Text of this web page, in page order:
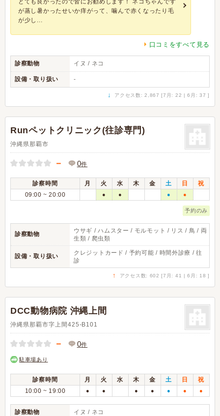
とても良かったので皆にお勧めします！ ネコちゃんです
が蒸し暑かったせいか痒がって、噛んで赤くなったり毛
が少し...
口コミをすべて見る
診察動物 イヌ / ネコ
設備・取り扱い -
↓ アクセス数: 2,867 [7月: 22 | 6月: 37 ]
Runペットクリニック(往診専門)
沖縄県那覇市
－ 0件
診察時間 月 火 水 木 金 土 日
祝
09:00 ~ 20:00
● ● ● ●
予約のみ
診察動物
ウサギ / ハムスター / モルモット / リス / 鳥 / 両
生類 / 爬虫類
設備・取り扱い
クレジットカード / 予約可能 / 時間外診療 / 往
診
↑ アクセス数: 602 [7月: 41 | 6月: 18 ]
DCC動物病院 沖縄上間
沖縄県那覇市字上間425-B101
－ 0件
駐車場あり
診察時間 月 火 水 木 金 土 日
祝
10:00 ~ 19:00
● ● ● ● ● ● ●
診察動物 イヌ / ネコ